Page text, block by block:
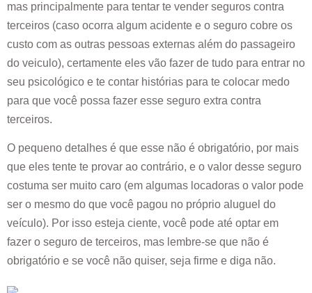
mas principalmente para tentar te vender seguros contra
terceiros (caso ocorra algum acidente e o seguro cobre os
custo com as outras pessoas externas além do passageiro
do veiculo), certamente eles vão fazer de tudo para entrar no
seu psicológico e te contar histórias para te colocar medo
para que você possa fazer esse seguro extra contra
terceiros.
O pequeno detalhes é que esse não é obrigatório, por mais
que eles tente te provar ao contrário, e o valor desse seguro
costuma ser muito caro (em algumas locadoras o valor pode
ser o mesmo do que você pagou no próprio aluguel do
veículo). Por isso esteja ciente, você pode até optar em
fazer o seguro de terceiros, mas lembre-se que não é
obrigatório e se você não quiser, seja firme e diga não.